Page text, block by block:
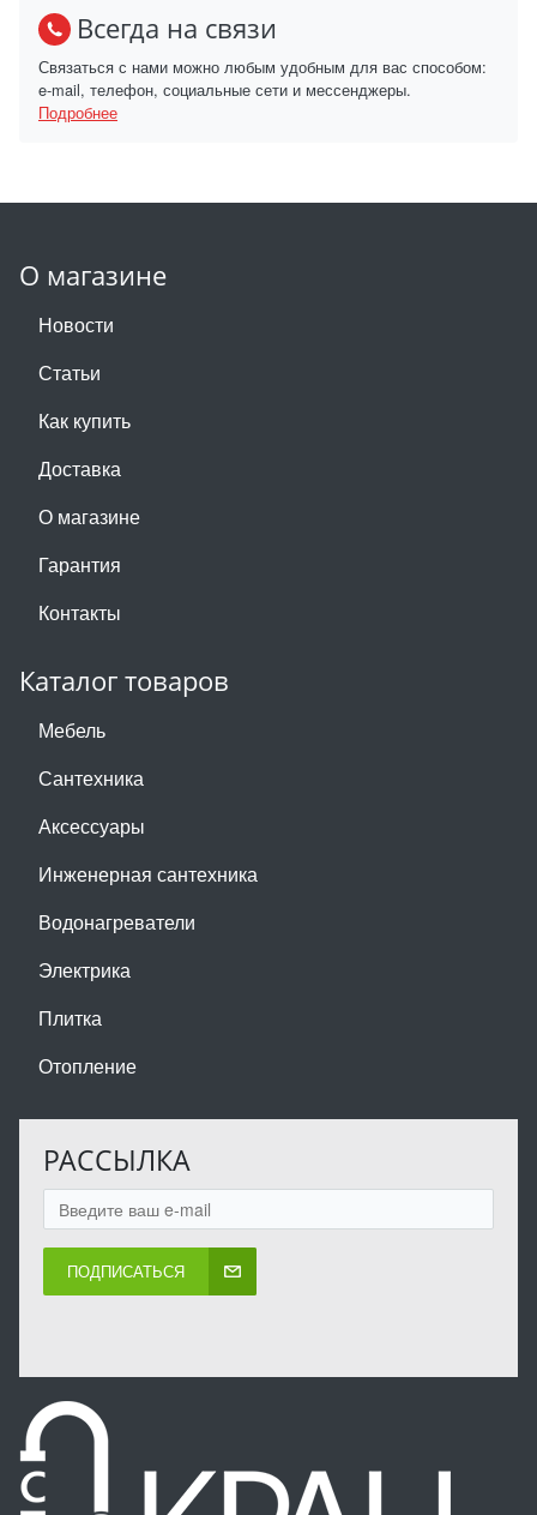
Всегда на связи
Связаться с нами можно любым удобным для вас способом:
e-mail, телефон, социальные сети и мессенджеры.
Подробнее
О магазине
Новости
Статьи
Как купить
Доставка
О магазине
Гарантия
Контакты
Каталог товаров
Мебель
Сантехника
Аксессуары
Инженерная сантехника
Водонагреватели
Электрика
Плитка
Отопление
РАССЫЛКА
ПОДПИСАТЬСЯ